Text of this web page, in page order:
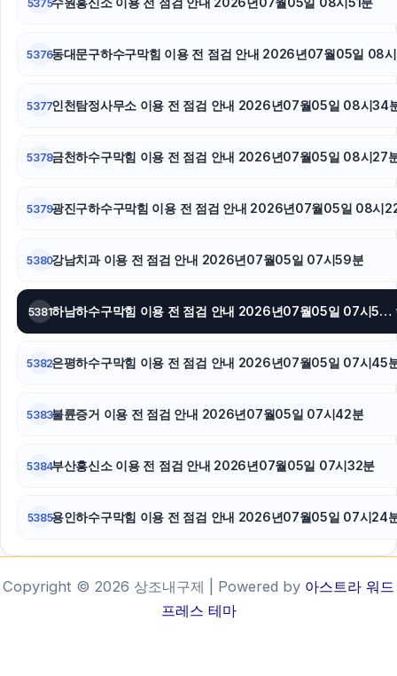
야구반티
5375
5376동대문구하수구막힘 이용 전 점검 안내 2026년07월05일 08
5377인천탐정사무소 이용 전 점검 안내 2026년07월05일 08시34
5378금천하수구막힘 이용 전 점검 안내 2026년07월05일 08시27
5379광진구하수구막힘 이용 전 점검 안내 2026년07월05일 08시
5380강남치과 이용 전 점검 안내 2026년07월05일 07시59분
5381 하남하수구막힘 이용 전 점검 안내 2026년07월05일 07시54분
5382은평하수구막힘 이용 전 점검 안내 2026년07월05일 07시45
5383불륜증거 이용 전 점검 안내 2026년07월05일 07시42분
5384부산흥신소 이용 전 점검 안내 2026년07월05일 07시32분
5385용인하수구막힘 이용 전 점검 안내 2026년07월05일 07시24
Copyright © 2026 상조내구제 | Powered by 아스트라 워드
프레스 테마